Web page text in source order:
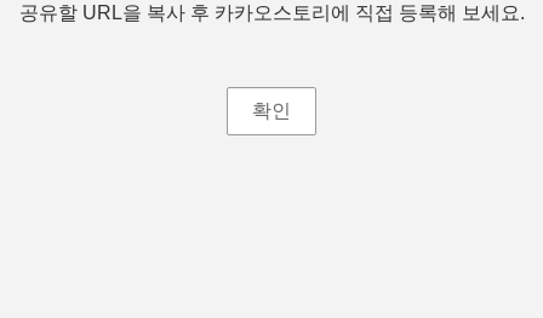
공유할 URL을 복사 후 카카오스토리에 직접 등록해 보세요.
확인